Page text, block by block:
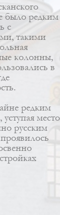
было редким
с
такими
колонны,
в
редким
место
русским